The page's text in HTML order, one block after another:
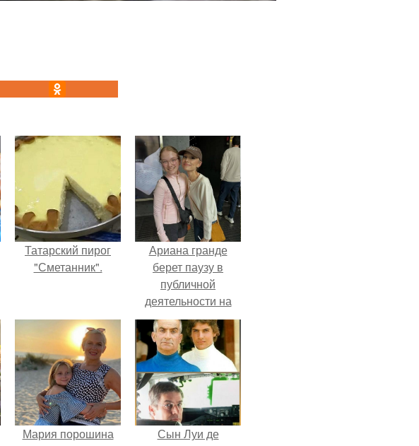
Татарский пирог
"Сметанник".
Ариана гранде
берет паузу в
публичной
деятельности на
фоне слухов о
своем здоровье.
Мария порошина
Сын Луи де